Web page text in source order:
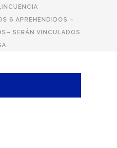
6 APREHENDIDOS –
SERÁN VINCULADOS